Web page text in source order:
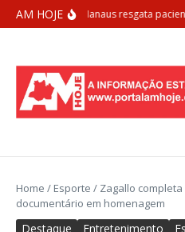
Ir para o conteúdo
AM HOJESamu Manaus resgata
Home / Esporte / Zagallo
documentário em homenagem
Destaque Entretenimento